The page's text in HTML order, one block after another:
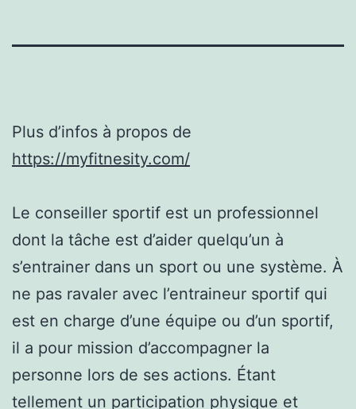
Plus d’infos à propos de
https://myfitnesity.com/
Le conseiller sportif est un professionnel
dont la tâche est d’aider quelqu’un à
s’entrainer dans un sport ou une système. À
ne pas ravaler avec l’entraineur sportif qui
est en charge d’une équipe ou d’un sportif,
il a pour mission d’accompagner la
personne lors de ses actions. Étant
tellement un participation physique et